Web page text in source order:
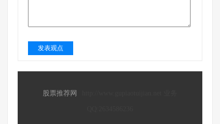
发表观点
股票推荐网